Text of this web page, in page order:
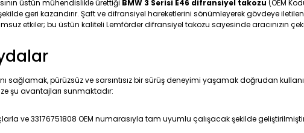
üstün mühendislikle ürettiği BMW 3 Serisi E46 difransiyel takozu (OEM
geri kazandırır. Şaft ve difransiyel hareketlerini sönümleyerek gövdeye
etkiler; bu üstün kaliteli Lemförder difransiyel takozu sayesinde aracınızın
sağlamak, pürüzsüz ve sarsıntısız bir sürüş deneyimi yaşamak doğrudan
şu avantajları sunmaktadır:
ve 33176751808 OEM numarasıyla tam uyumlu çalışacak şekilde